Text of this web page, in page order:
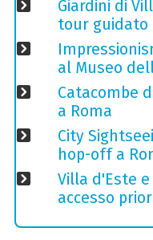
Giardini di
tour guidato
al Museo
Catacombe
a Roma
City
hop-off a
Villa d'Este
accesso